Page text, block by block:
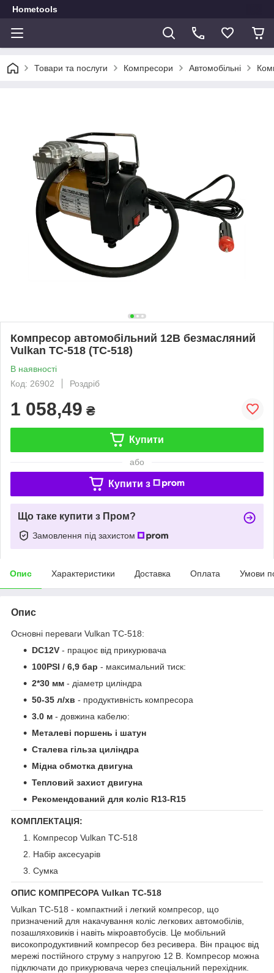
Hometools
Товари та послуги Компресори Автомобільні
Компресор автомобільний 12В безмасляний
Vulkan TC-518 (TC-518)
В наявності
Код: 26902
Роздріб
1 058,49 ₴
Купити
або
Купити з
Що таке купити з Пром?
Замовлення під захистом
Опис Характеристики Доставка Оплата Умови
Опис
Основні переваги Vulkan TC-518:
DC12V - працює від прикурювача
100PSI / 6,9 бар - максимальний тиск:
2*30 мм - діаметр циліндра
50-35 л/хв - продуктивність компресора
3.0 м - довжина кабелю:
Металеві поршень і шатун
Сталева гільза циліндра
Мідна обмотка двигуна
Тепловий захист двигуна
Рекомендований для коліс R13-R15
КОМПЛЕКТАЦІЯ:
Компресор Vulkan TC-518
Набір аксесуарів
Сумка
ОПИС КОМПРЕСОРА Vulkan TC-518
Vulkan TC-518 - компактний і легкий компресор, що
призначений для накачування коліс легкових автомобілів,
позашляховиків і навіть мікроавтобусів. Це мобільний
високопродуктивний компресор без ресивера. Він працює від
мережі постійного струму з напругою 12 В. Компресор можна
підключати до прикурювача через спеціальний перехідник.